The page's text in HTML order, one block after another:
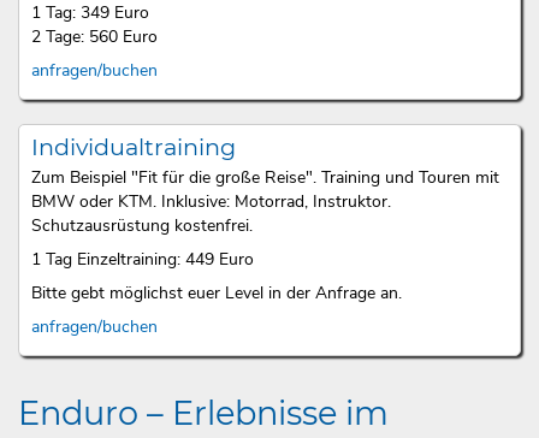
1 Tag: 349 Euro
2 Tage: 560 Euro
anfragen/buchen
Individualtraining
Zum Beispiel "Fit für die große Reise". Training und Touren mit
BMW oder KTM. Inklusive: Motorrad, Instruktor.
Schutzausrüstung kostenfrei.
1 Tag Einzeltraining: 449 Euro
Bitte gebt möglichst euer Level in der Anfrage an.
anfragen/buchen
Enduro – Erlebnisse im